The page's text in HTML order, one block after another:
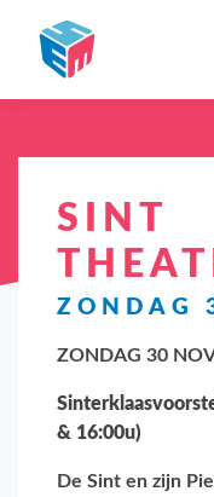
SINT
ZONDAG
ZONDAG 30
& 16:00u)
De Sint en zijn